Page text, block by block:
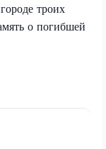
троих
о погибшей